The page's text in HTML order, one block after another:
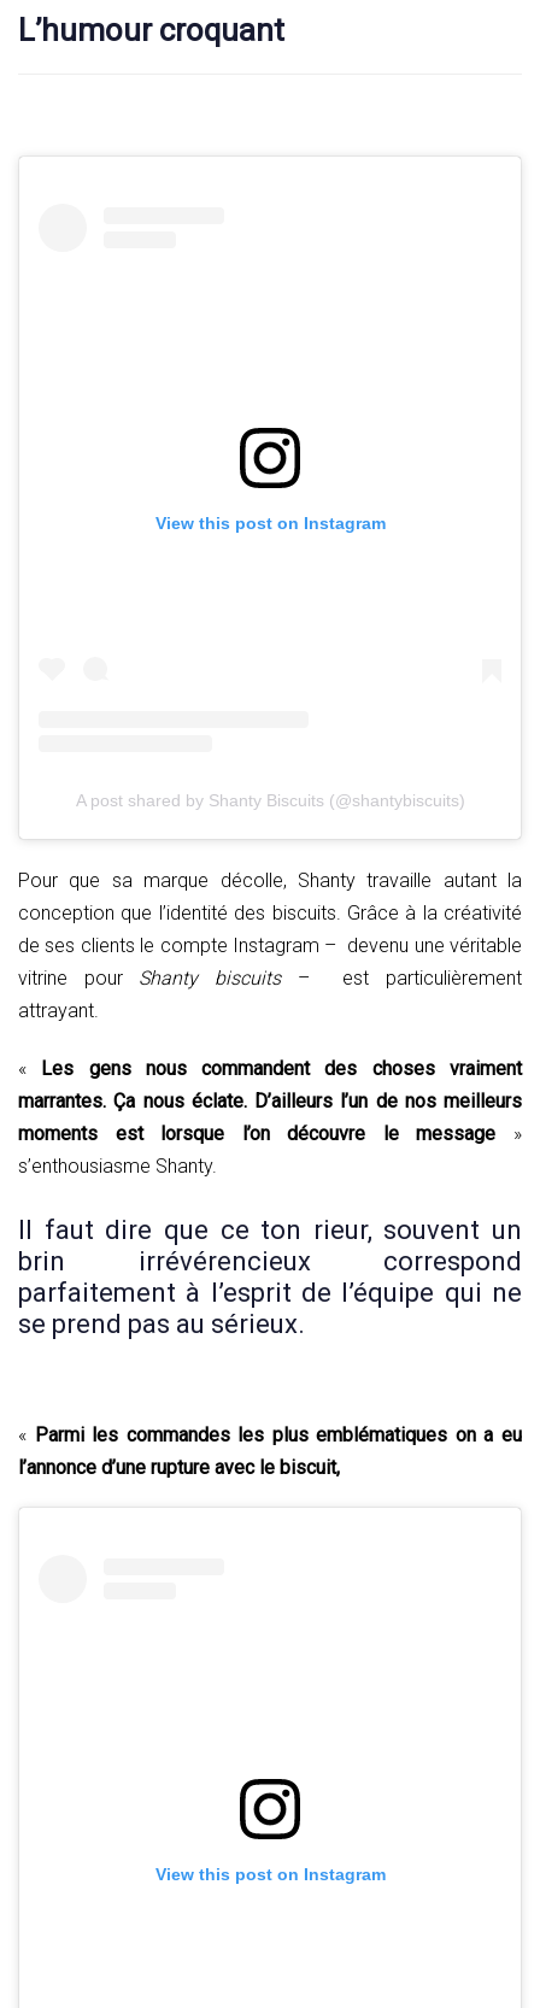
L’humour croquant
View this post on Instagram
A post shared by Shanty Biscuits (@shantybiscuits)
Pour que sa marque décolle, Shanty travaille autant la
conception que l’identité des biscuits. Grâce à la créativité
de ses clients le compte Instagram – devenu une véritable
vitrine pour Shanty biscuits– est particulièrement
attrayant.
« Les gens nous commandent des choses vraiment
marrantes. Ça nous éclate. D’ailleurs l’un de nos meilleurs
moments est lorsque l’on découvre le message »
s’enthousiasme Shanty.
Il faut dire que ce ton rieur, souvent un
brin irrévérencieux correspond
parfaitement à l’esprit de l’équipe qui ne
se prend pas au sérieux.
« Parmi les commandes les plus emblématiques on a eu
l’annonce d’une rupture avec le biscuit,
View this post on Instagram